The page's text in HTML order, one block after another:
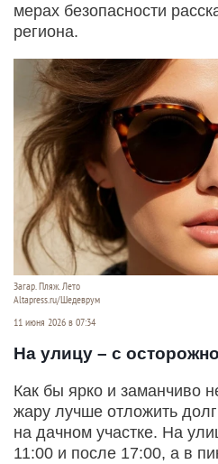
мерах безопасности
региона.
Загар. Пляж. Лето
Altapress.ru/Шедеврум
11 июня 2026 в 07:34
На улицу – с
Как бы ярко и заманчиво
жару лучше отложить
на дачном участке. На
11:00 и после 17:00, а в